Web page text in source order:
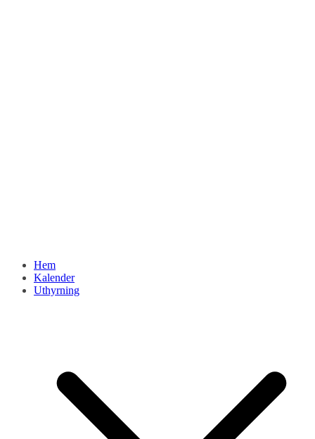
Hem
Kalender
Uthyrning